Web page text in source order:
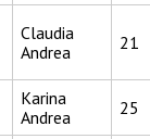
Claudia
Andrea
21
Karina
Andrea
25